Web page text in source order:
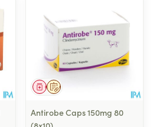
Op voorschrift
Geneesmiddel
Antirobe Caps 150mg 80